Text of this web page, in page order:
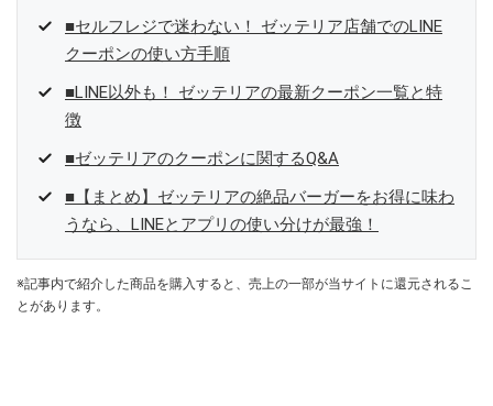
■セルフレジで迷わない！ ゼッテリア店舗でのLINE
クーポンの使い方手順
■LINE以外も！ ゼッテリアの最新クーポン一覧と特
徴
■ゼッテリアのクーポンに関するQ&A
■【まとめ】ゼッテリアの絶品バーガーをお得に味わ
うなら、LINEとアプリの使い分けが最強！
※記事内で紹介した商品を購入すると、売上の一部が当サイトに還元されるこ
とがあります。